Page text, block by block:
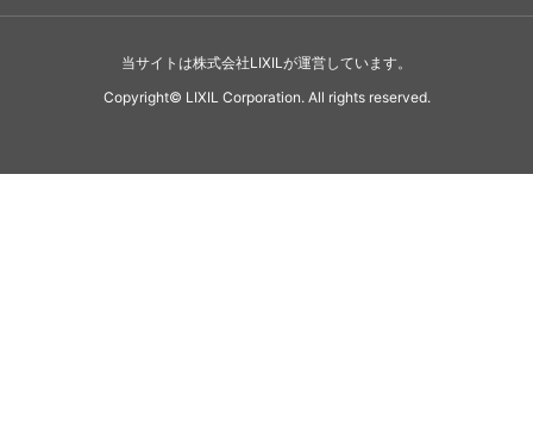
当サイトは株式会社LIXILが運営しています。
Copyright© LIXIL Corporation. All rights reserved.